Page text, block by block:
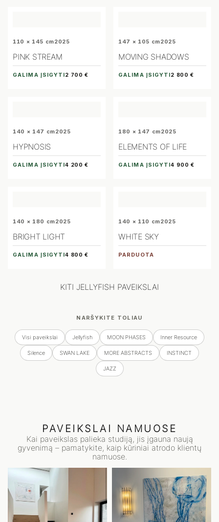
110 × 145 cm2025
PINK STREAM
GALIMA ĮSIGYTI2 700 €
147 × 105 cm2025
MOVING SHADOWS
GALIMA ĮSIGYTI2 800 €
140 × 147 cm2025
HYPNOSIS
GALIMA ĮSIGYTI4 200 €
180 × 147 cm2025
ELEMENTS OF LIFE
GALIMA ĮSIGYTI4 900 €
140 × 180 cm2025
BRIGHT LIGHT
GALIMA ĮSIGYTI4 800 €
140 × 110 cm2025
WHITE SKY
PARDUOTA
KITI JELLYFISH PAVEIKSLAI
NARŠYKITE TOLIAU
Visi paveikslai Jellyfish MOON PHASES Inner Resource
Silence SWAN LAKE MORE ABSTRACTS INSTINCT
JAZZ
PAVEIKSLAI NAMUOSE
Kai paveikslas palieka studiją, jis įgauna naują
gyvenimą – pamatykite, kaip kūriniai atrodo klientų
namuose.